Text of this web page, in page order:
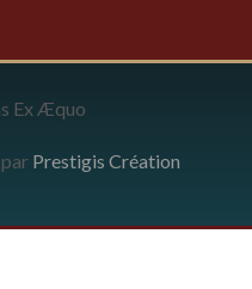
Ex Æquo
Prestigis Création